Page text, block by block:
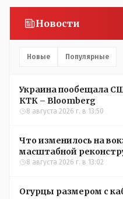
Новости
Новые Популярные
Украина пообещала
КТК – Bloomberg
8 августа 2026 г. в 13:50
Что изменилось на
масштабной
8 августа 2026 г. в 13:02
Огурцы размером с